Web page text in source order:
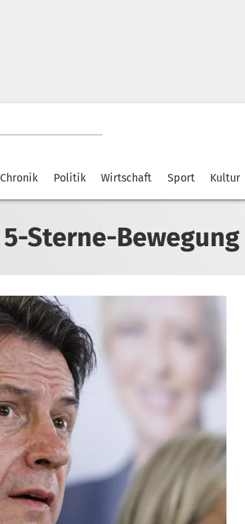
Chronik Politik Wirtschaft Sport Kultur
5-Sterne-Bewegung